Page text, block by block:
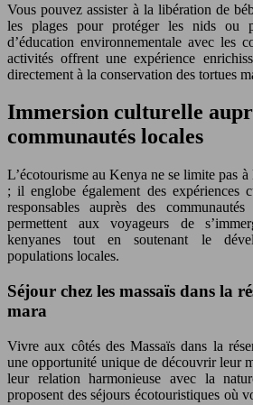
Vous pouvez assister à la libération de
les plages pour protéger les nids ou
d’éducation environnementale avec les
activités offrent une expérience
directement à la conservation des tortues
Immersion culturelle
communautés locales
L’écotourisme au Kenya ne se limite pas
; il englobe également des expériences
responsables auprès des
permettent aux voyageurs de
kenyanes tout en soutenant le
populations locales.
Séjour chez les massaïs dans la
mara
Vivre aux côtés des Massaïs dans la
une opportunité unique de découvrir leur
leur relation harmonieuse avec la
proposent des séjours écotouristiques où